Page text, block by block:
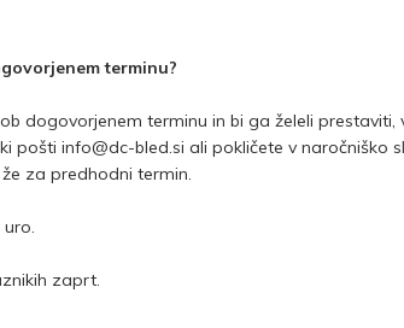
terminu?
dogovorjenem terminu in bi ga želeli prestaviti,
info@dc-bled.si ali pokličete v naročniško
za predhodni termin.
zaprt.